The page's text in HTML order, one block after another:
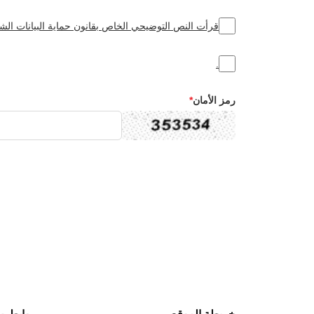
قرأت النص التوضيحي الخاص بقانون حماية البيانات
رمز الأمان